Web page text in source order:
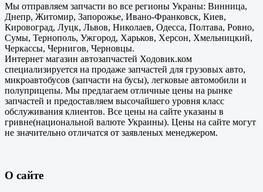
Мы отправляем запчасти во все регионы Украны: Винница,
Днепр, Житомир, Запорожье, Ивано-Франковск, Киев,
Кировоград, Луцк, Львов, Николаев, Одесса, Полтава, Ровно,
Сумы, Тернополь, Ужгород, Харьков, Херсон, Хмельницкий,
Черкассы, Чернигов, Черновцы.
Интернет магазин автозапчастей Ходовик.ком
специализируется на продаже запчастей для грузовых авто,
микроавтобусов (запчасти на бусы), легковые автомобили и
полуприцепы. Мы предлагаем отличные цены на рынке
запчастей и предоставляем высочайшего уровня класс
обслуживания клиентов. Все цены на сайте указаны в
гривне(национальной валюте Украины). Цены на сайте могут
не значительно отличатся от заявленых менеджером.
О сайте